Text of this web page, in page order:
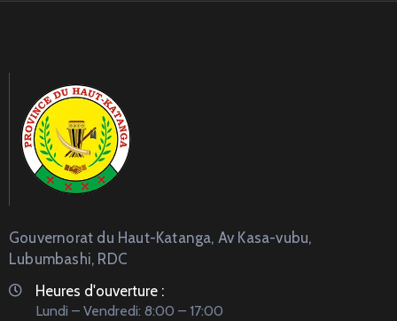
Gouvernorat du Haut-Katanga, Av Kasa-vubu,
Lubumbashi, RDC
Heures d'ouverture :
Lundi – Vendredi: 8:00 – 17:00